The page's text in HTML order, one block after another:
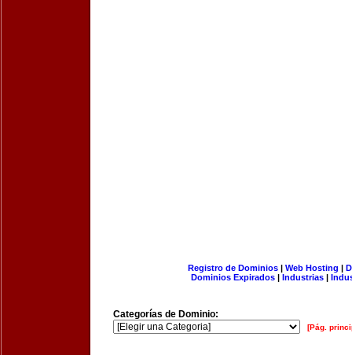
Registro de Dominios| Web Hosting |
Dominios Expirados | Industrias |
Categorías de Dominio:
[Pág.